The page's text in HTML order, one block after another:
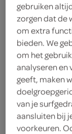
De
gebruiken
zorgen dat de
om extra
bieden. We
om het
analyseren en
geeft, maken
van je
aansluiten bij
voorkeuren.